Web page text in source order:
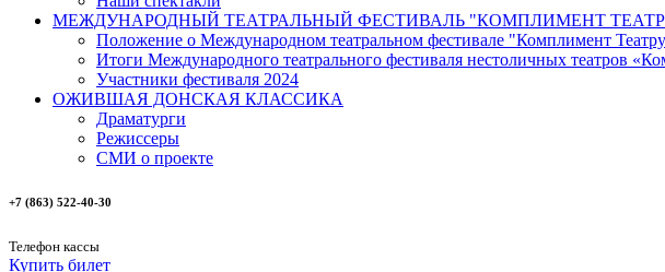
МЕЖДУНАРОДНЫЙ ТЕАТРАЛЬНЫЙ ФЕСТИВАЛЬ "КОМПЛИМЕНТ
Положение о Международном театральном фестивале "Комплимент
Итоги Международного театрального фестиваля нестоличных театров
Участники фестиваля 2024
ОЖИВШАЯ ДОНСКАЯ КЛАССИКА
Драматурги
Режиссеры
СМИ о проекте
+7 (863) 522-40-30
Телефон кассы
Купить билет